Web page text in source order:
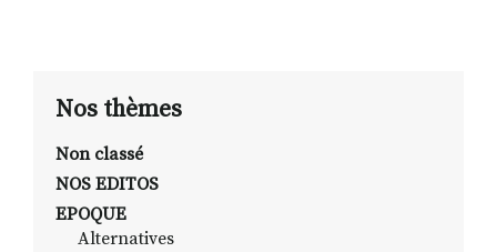
ALTER STRADA
ROSÉE DE MAI
Nos thèmes
Non classé
NOS EDITOS
EPOQUE
Alternatives